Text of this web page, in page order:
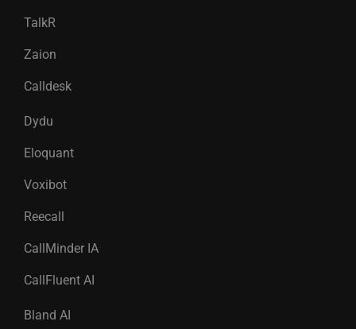
TalkR
Zaion
Calldesk
Dydu
Eloquant
Voxibot
Reecall
CallMinder IA
CallFluent AI
Bland AI